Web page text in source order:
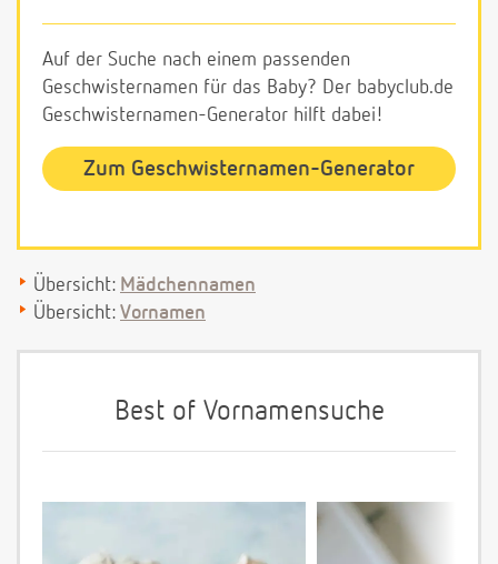
Auf der Suche nach einem passenden
Geschwisternamen für das Baby? Der babyclub.de
Geschwisternamen-Generator hilft dabei!
Zum Geschwisternamen-Generator
Übersicht: Mädchennamen
Übersicht: Vornamen
Best of Vornamensuche